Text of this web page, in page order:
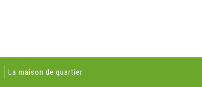
La maison de quartier